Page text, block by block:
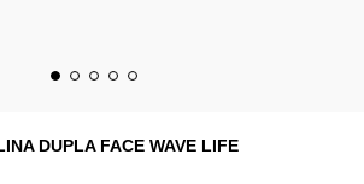
DUPLA FACE WAVE LIFE